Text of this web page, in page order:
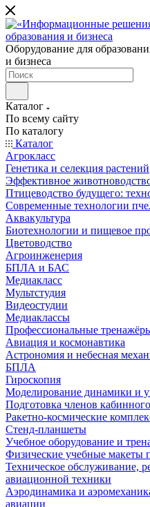
Оборудование для
и бизнеса
Каталог
По всему сайту
По каталогу
Каталог
Агрокласс
Генетика и селекция растений
Эффективное
Птицеводство будущего:
Современные технологии
Аквакультура
Биотехнологии и пищевое
Цветоводство
Агроинженерия
БПЛА и БАС
Медиакласс
Мультстудия
Видеостудии
Медиаклассы
Профессиональные
Авиация и космонавтика
Астрономия и небесная
БПЛА
Гироскопия
Моделирование динамики и
Подготовка членов
Ракетно-космические
Стенд-планшеты
Учебное оборудование и
Физические учебные макеты
Техническое обслуживание,
авиационной техники
Аэродинамика и
авиации